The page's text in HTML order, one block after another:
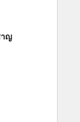
าญ